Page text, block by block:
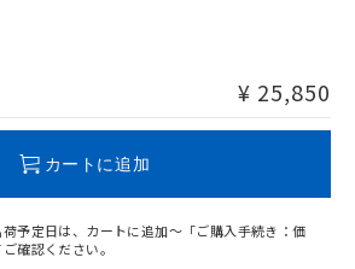
混在する可能性があります。
。
¥ 25,850
カートに追加
予定日は、カートに追加～「ご購入手続き：価
確認ください。